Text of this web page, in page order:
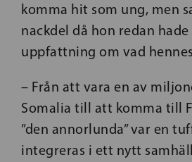
komma hit som ung, men
nackdel då hon redan
uppfattning om vad
– Från att vara en av
Somalia till att komma till
”den annorlunda” var en
integreras i ett nytt